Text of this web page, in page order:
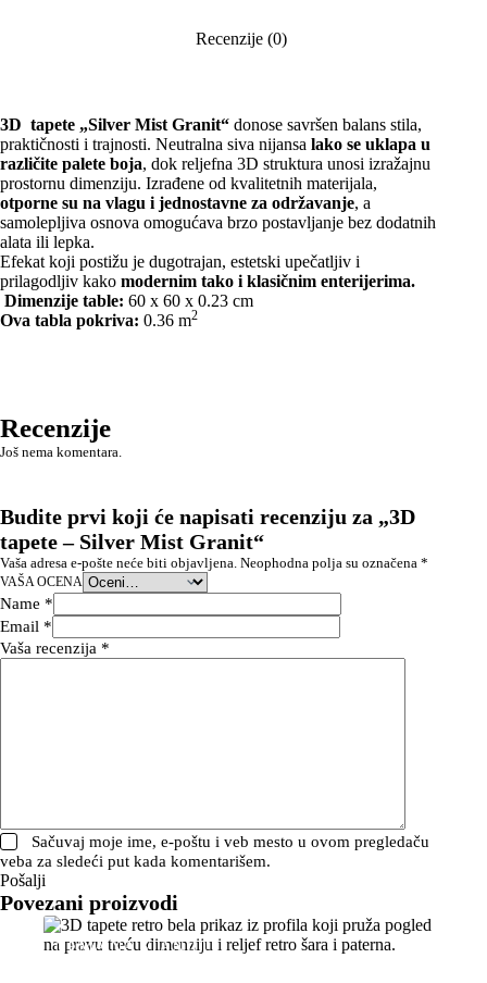
Recenzije (0)
3D tapete „Silver Mist Granit“ donose savršen balans stila,
praktičnosti i trajnosti. Neutralna siva nijansa lako se uklapa u
različite palete boja, dok reljefna 3D struktura unosi izražajnu
prostornu dimenziju. Izrađene od kvalitetnih materijala,
otporne su na vlagu i jednostavne za održavanje, a
samolepljiva osnova omogućava brzo postavljanje bez dodatnih
alata ili lepka.
Efekat koji postižu je dugotrajan, estetski upečatljiv i
prilagodljiv kako modernim tako i klasičnim enterijerima.
Dimenzije table: 60 x 60 x 0.23 cm
Ova tabla pokriva: 0.36 m2
Recenzije
Još nema komentara.
Budite prvi koji će napisati recenziju za „3D
tapete – Silver Mist Granit“
Vaša adresa e-pošte neće biti objavljena. Neophodna polja su označena *
VAŠA OCENA
Name *
Email *
Vaša recenzija *
Sačuvaj moje ime, e-poštu i veb mesto u ovom pregledaču
veba za sledeći put kada komentarišem.
Pošalji
Povezani proizvodi
NEMA NA STANJU!